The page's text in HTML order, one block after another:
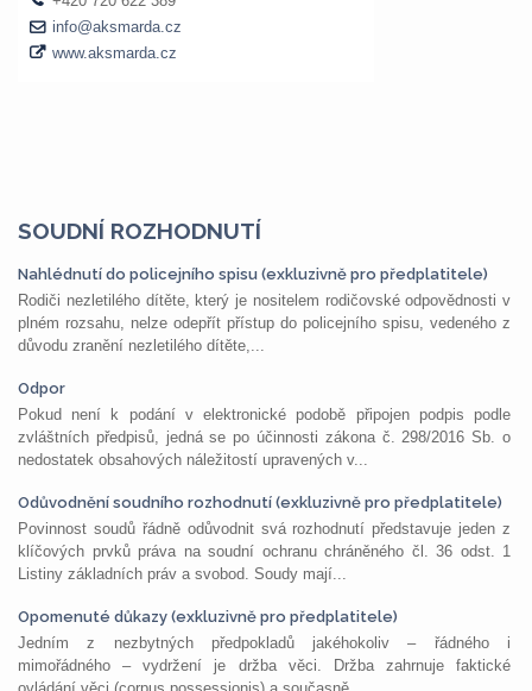
SOUDNÍ ROZHODNUTÍ
Nahlédnutí do policejního spisu (exkluzivně pro předplatitele)
Rodiči nezletilého dítěte, který je nositelem rodičovské odpovědnosti v
plném rozsahu, nelze odepřít přístup do policejního spisu, vedeného z
důvodu zranění nezletilého dítěte,...
Odpor
Pokud není k podání v elektronické podobě připojen podpis podle
zvláštních předpisů, jedná se po účinnosti zákona č. 298/2016 Sb. o
nedostatek obsahových náležitostí upravených v...
Odůvodnění soudního rozhodnutí (exkluzivně pro předplatitele)
Povinnost soudů řádně odůvodnit svá rozhodnutí představuje jeden z
klíčových prvků práva na soudní ochranu chráněného čl. 36 odst. 1
Listiny základních práv a svobod. Soudy mají...
Opomenuté důkazy (exkluzivně pro předplatitele)
Jedním z nezbytných předpokladů jakéhokoliv – řádného i
mimořádného – vydržení je držba věci. Držba zahrnuje faktické